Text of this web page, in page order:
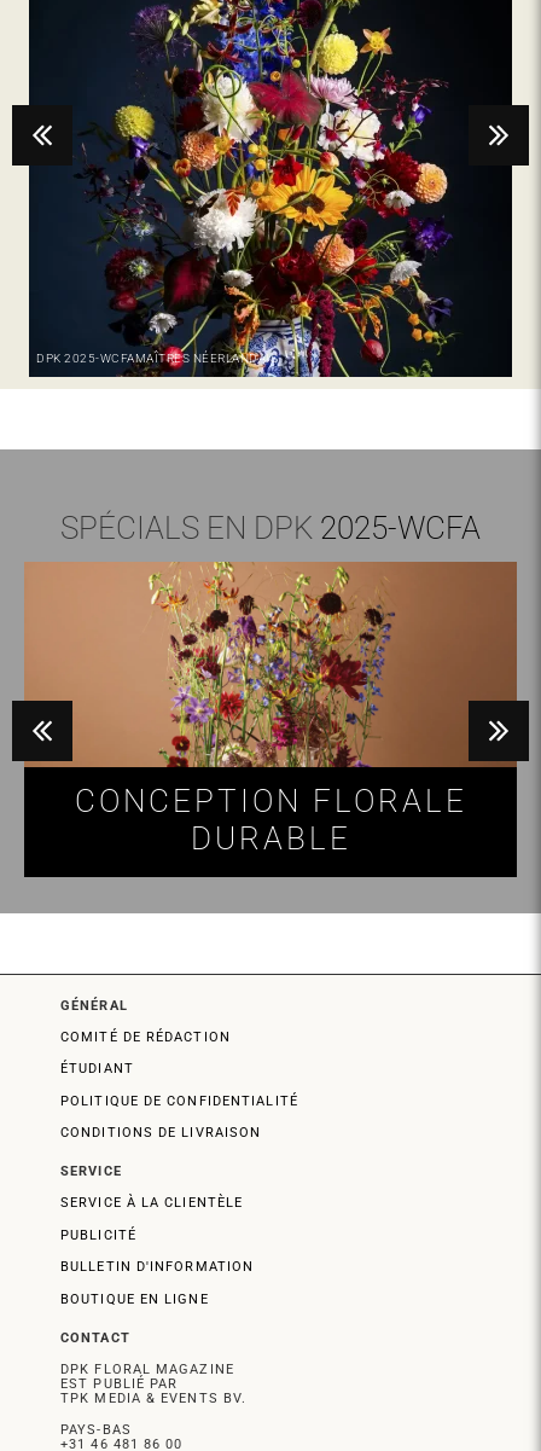
DPK 2025-WCFAMAÎTRES NÉERLANDAIS
SPÉCIALS EN DPK 2025-WCFA
CONCEPTION FLORALE
DURABLE
GÉNÉRAL
COMITÉ DE RÉDACTION
ÉTUDIANT
POLITIQUE DE CONFIDENTIALITÉ
CONDITIONS DE LIVRAISON
SERVICE
SERVICE À LA CLIENTÈLE
PUBLICITÉ
BULLETIN D'INFORMATION
BOUTIQUE EN LIGNE
CONTACT
DPK FLORAL MAGAZINE
EST PUBLIÉ PAR
TPK MEDIA & EVENTS BV.
PAYS-BAS
+31 46 481 86 00